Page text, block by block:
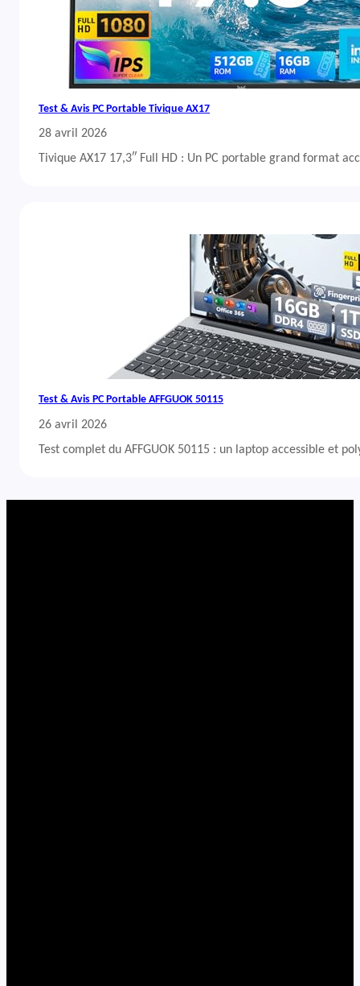
Test & Avis PC Portable Tivique AX17
28 avril 2026
Tivique AX17 17,3″ Full HD : Un PC portable grand format
Test & Avis PC Portable AFFGUOK 50115
26 avril 2026
Test complet du AFFGUOK 50115 : un laptop accessible